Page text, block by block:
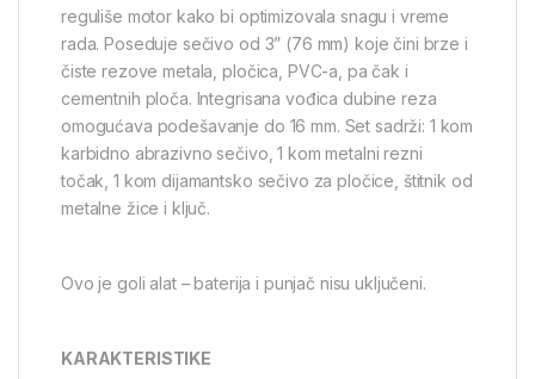
reguliše motor kako bi optimizovala snagu i vreme
rada. Poseduje sečivo od 3” (76 mm) koje čini brze i
čiste rezove metala, pločica, PVC-a, pa čak i
cementnih ploča. Integrisana vođica dubine reza
omogućava podešavanje do 16 mm. Set sadrži: 1 kom
karbidno abrazivno sečivo, 1 kom metalni rezni
točak, 1 kom dijamantsko sečivo za pločice, štitnik od
metalne žice i ključ.
Ovo je goli alat – baterija i punjač nisu uključeni.
KARAKTERISTIKE